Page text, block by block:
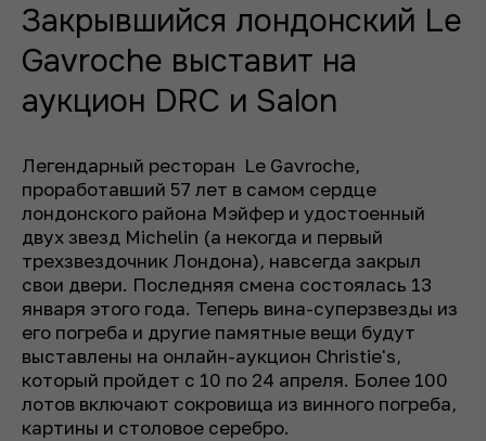
Закрывшийся лондонский Le
Gavroche выставит на
аукцион DRC и Salon
Легендарный ресторан Le Gavroche,
проработавший 57 лет в самом сердце
лондонского района Мэйфер и удостоенный
двух звезд Michelin (а некогда и первый
трехзвездочник Лондона), навсегда закрыл
свои двери. Последняя смена состоялась 13
января этого года. Теперь вина-суперзвезды из
его погреба и другие памятные вещи будут
выставлены на онлайн-аукцион Christie's,
который пройдет с 10 по 24 апреля. Более 100
лотов включают сокровища из винного погреба,
картины и столовое серебро.